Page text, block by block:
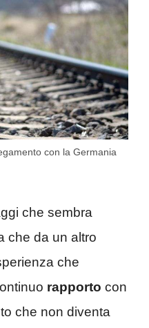
con la Germania
che sembra
che da un altro
che
rapporto con
che non diventa